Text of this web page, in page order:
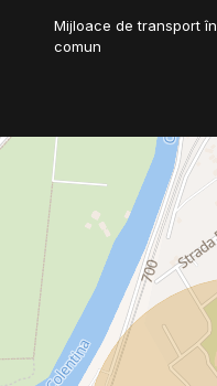
Mijloace de transport în
comun